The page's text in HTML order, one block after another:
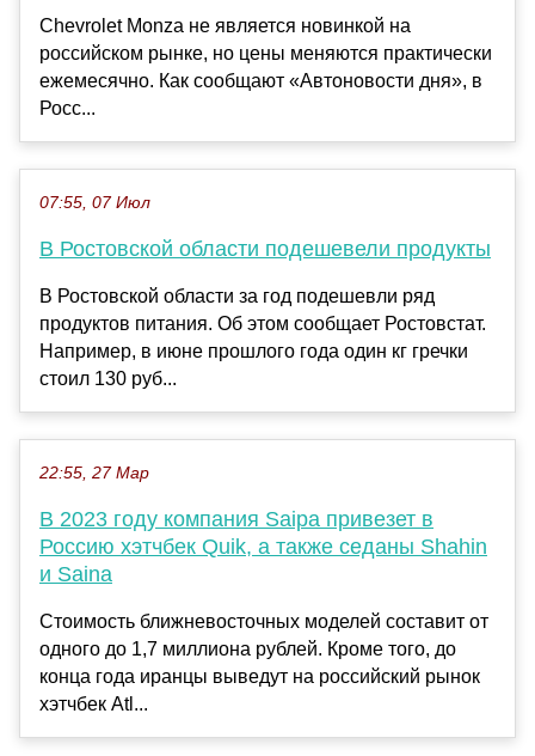
Chevrolet Monza не является новинкой на
российском рынке, но цены меняются практически
ежемесячно. Как сообщают «Автоновости дня», в
Росс...
07:55, 07 Июл
В Ростовской области подешевели продукты
В Ростовской области за год подешевли ряд
продуктов питания. Об этом сообщает Ростовстат.
Например, в июне прошлого года один кг гречки
стоил 130 руб...
22:55, 27 Мар
В 2023 году компания Saipa привезет в
Россию хэтчбек Quik, а также седаны Shahin
и Saina
Стоимость ближневосточных моделей составит от
одного до 1,7 миллиона рублей. Кроме того, до
конца года иранцы выведут на российский рынок
хэтчбек Atl...